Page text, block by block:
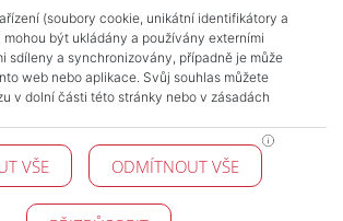
Terms and conditions
of personal data
Real estate's
Contact
Cookie processing
KONTAKT
Pražské reality
140 00 Praha 4
(soubory cookie, unikátní identifikátory a
mohou být ukládány a používány externími
sdíleny a synchronizovány, případně je může
web nebo aplikace. Svůj souhlas můžete
v dolní části této stránky nebo v zásadách
VŠE ODMÍTNOUT VŠE